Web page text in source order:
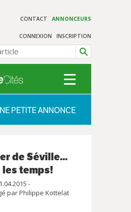
CONTACT ANNONCEURS
CONNEXION INSCRIPTION
PETITE ANNONCE
de Séville...
temps!
-
par Philippe Kottelat